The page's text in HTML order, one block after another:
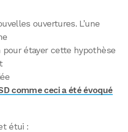
ouvertures. L’une
pour étayer cette hypothèse
comme ceci a été évoqué
étui :